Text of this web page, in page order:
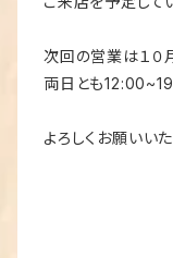
次回の営業は１０月
両日とも
よろしくお願いいた